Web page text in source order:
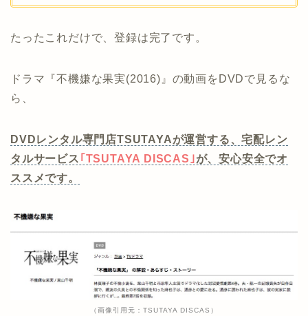
たったこれだけで、登録は完了です。
ドラマ『不機嫌な果実(2016)』の動画をDVDで見るな
ら、
DVDレンタル専門店TSUTAYAが運営する、宅配レン
タルサービス ｢TSUTAYA DISCAS｣ が、安心安全でオ
ススメです。
（画像引用元：TSUTAYA DISCAS）